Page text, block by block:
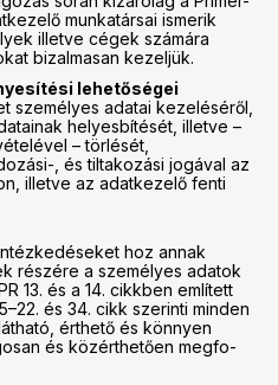
munkatársai ismerik
illetve cégek számára
bizalmasan kezeljük.
lehetőségei
személyes adatai kezeléséről,
helyesbítését, illetve –
– törlését,
, és tiltakozási jogával az
illetve az adatkezelő fenti
hoz annak
részére a személyes adatok
13. és a 14. cikkben említett
és 34. cikk szerinti minden
érthető és könnyen
és közérthetően megfo-